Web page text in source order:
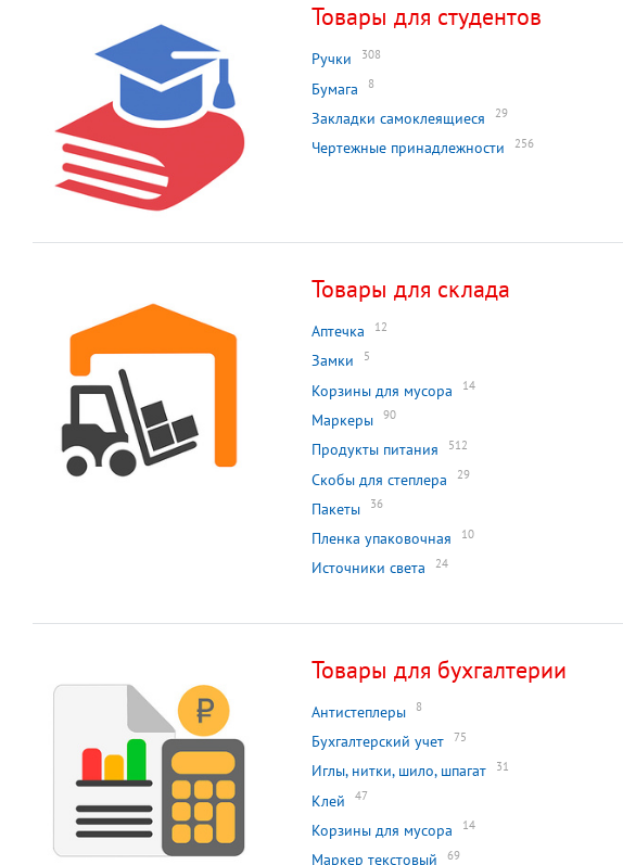
Товары для студентов
Ручки 308
Бумага 8
Закладки самоклеящиеся 29
Чертежные принадлежности 256
Товары для склада
Аптечка 12
Замки 5
Корзины для мусора 14
Маркеры 90
Продукты питания 512
Скобы для степлера 29
Пакеты 36
Пленка упаковочная 10
Источники света 24
Товары для бухгалтерии
Антистеплеры 8
Бухгалтерский учет 75
Иглы, нитки, шило, шпагат 31
Клей 47
Корзины для мусора 14
Маркер текстовый 69